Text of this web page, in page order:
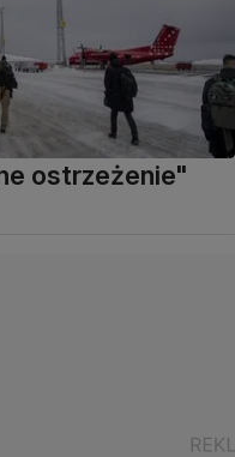
ostrzeżenie"